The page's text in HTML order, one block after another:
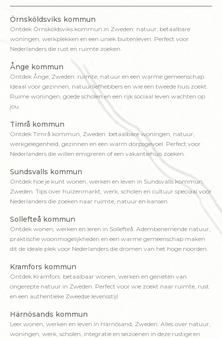
Örnsköldsviks kommun
Ontdek Örnsköldsviks kommun in Zweden: natuur, betaalbare
woningen, werkplekken en een uniek buitenleven. Perfect voor
Nederlanders die rust en ruimte zoeken.
Ånge kommun
Ontdek Ånge, Zweden: ruimte, natuur en een warme gemeenschap.
Ideaal voor gezinnen, natuurliefhebbers en wie een tweede huis zoekt.
Ruime woningen, goede scholen en een rijk sociaal leven wachten op
jou.
Timrå kommun
Ontdek Timrå kommun, Zweden: betaalbare woningen, natuur,
werkgelegenheid, gezinnen en een warm dorpsgevoel. Perfect voor
Nederlanders die willen emigreren of een vakantiehuis zoeken.
Sundsvalls kommun
Ontdek hoe je kunt wonen, werken en leven in Sundsvalls kommun,
Zweden. Tips over huizenmarkt, werk, scholen en cultuur speciaal voor
Nederlanders die zoeken naar ruimte, natuur en kansen.
Sollefteå kommun
Ontdek wonen, werken en leren in Sollefteå. Adembenemende natuur,
praktische woonmogelijkheden en een warme gemeenschap maken
dit de ideale plek voor Nederlanders die dromen van het hoge noorden.
Kramfors kommun
Ontdek Kramfors: betaalbaar wonen, werken en genieten van
ongerepte natuur in Zweden. Perfect voor wie zoekt naar ruimte, rust
en een authentieke Zweedse levensstijl.
Härnösands kommun
Leer wonen, werken en leven in Härnösand, Zweden. Alles over natuur,
woningen, werk, scholen, integratie en seizoenen in deze rustige en